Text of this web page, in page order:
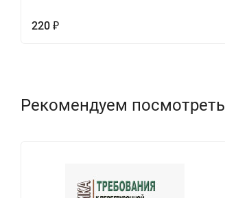
220 ₽
Рекомендуем посмотреть